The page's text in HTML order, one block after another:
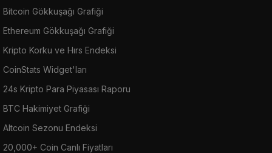
Bitcoin Gökkuşağı Grafiği
Ethereum Gökkuşağı Grafiği
Kripto Korku ve Hırs Endeksi
CoinStats Widget'ları
24s Kripto Para Piyasası Raporu
BTC Hakimiyet Grafiği
Altcoin Sezonu Endeksi
20,000+ Coin Canlı Fiyatları